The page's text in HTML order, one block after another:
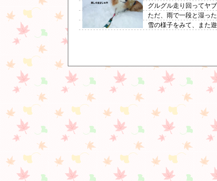
グルグル走り回ってヤ
ただ、雨で一段と湿っ
雪の様子をみて、また